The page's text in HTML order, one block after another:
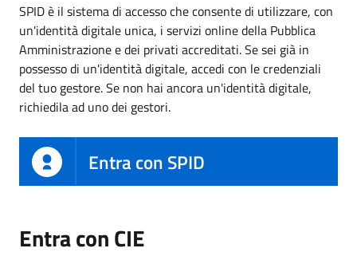
SPID è il sistema di accesso che consente di utilizzare, con
un'identità digitale unica, i servizi online della Pubblica
Amministrazione e dei privati accreditati. Se sei già in
possesso di un'identità digitale, accedi con le credenziali
del tuo gestore. Se non hai ancora un'identità digitale,
richiedila ad uno dei gestori.
Entra con SPID
Entra con CIE